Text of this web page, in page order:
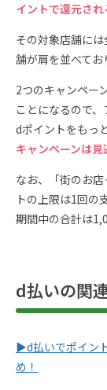
イントで還元され
その対象店舗に
舗が肩を並べてお
2つのキャンペー
ことになるので
dポイントをもっ
キャンペーンは見
なお、「街のお
トの上限は1回の
期間中の合計は
d払いの関
▶︎d払いでポイン
め！